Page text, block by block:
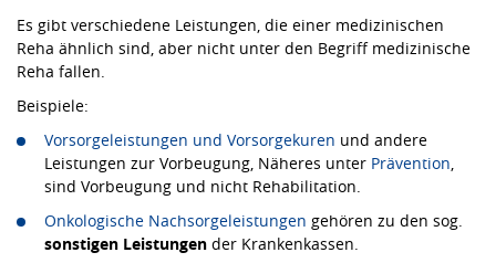
Es gibt verschiedene Leistungen, die einer medizinischen
Reha ähnlich sind, aber nicht unter den Begriff medizinische
Reha fallen.
Beispiele:
Vorsorgeleistungen und Vorsorgekuren und andere
Leistungen zur Vorbeugung, Näheres unter Prävention
sind Vorbeugung und nicht Rehabilitation.
Onkologische Nachsorgeleistungen gehören zu den sog.
sonstigen Leistungen der Krankenkassen.